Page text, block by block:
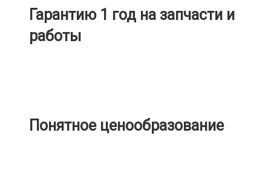
Гарантию 1 год на запчасти и
работы
Понятное ценообразование